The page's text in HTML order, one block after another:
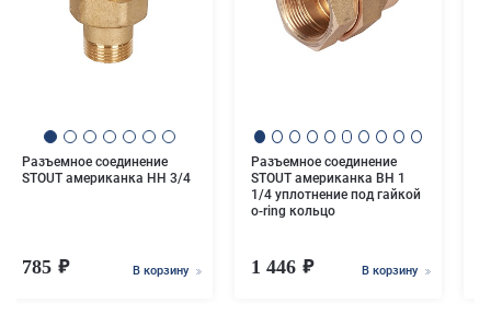
Разъемное соединение
STOUT американка НН 3/4
785 В корзину
Разъемное соединение
STOUT американка ВН 1
1/4 уплотнение под гайкой
o-ring кольцо
1 446 В корзину